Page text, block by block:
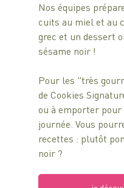
Nos équipes
cuits au miel et au
grec et un dessert
sésame noir !
Pour les "très
de Cookies
ou à emporter pour
journée. Vous
recettes : plutôt
noir ?